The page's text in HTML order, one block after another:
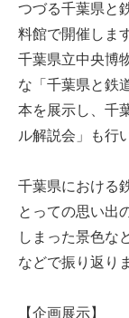
つづる千葉県と
料館で開催しま
千葉県立中央博
な「千葉県と鉄
本を展示し、千
ル解説会」も行
千葉県における
とっての思い出
しまった景色な
などで振り返り
【企画展示】